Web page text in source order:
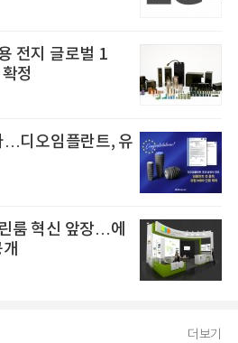
전지 글로벌 1
정
…디오임플란트, 유
룸 혁신 앞장…에
더보기